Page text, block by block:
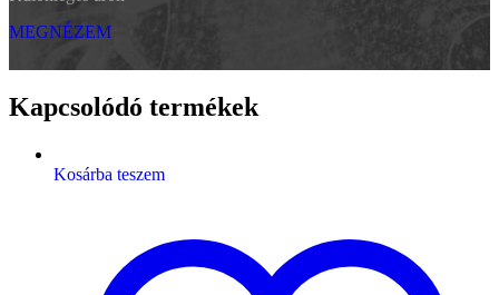
MEGNÉZEM
Kapcsolódó termékek
Kosárba teszem